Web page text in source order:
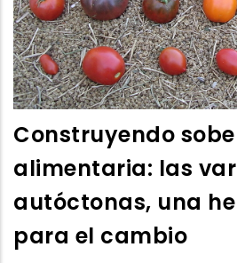
Construyendo
alimentaria: las
autóctonas, una
para el cambio